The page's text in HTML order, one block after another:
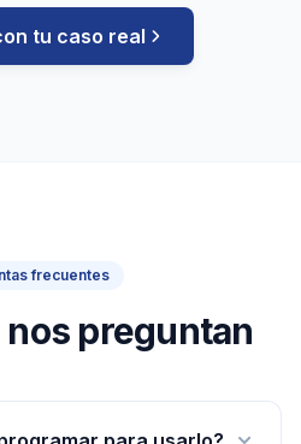
tu caso real
frecuentes
nos preguntan